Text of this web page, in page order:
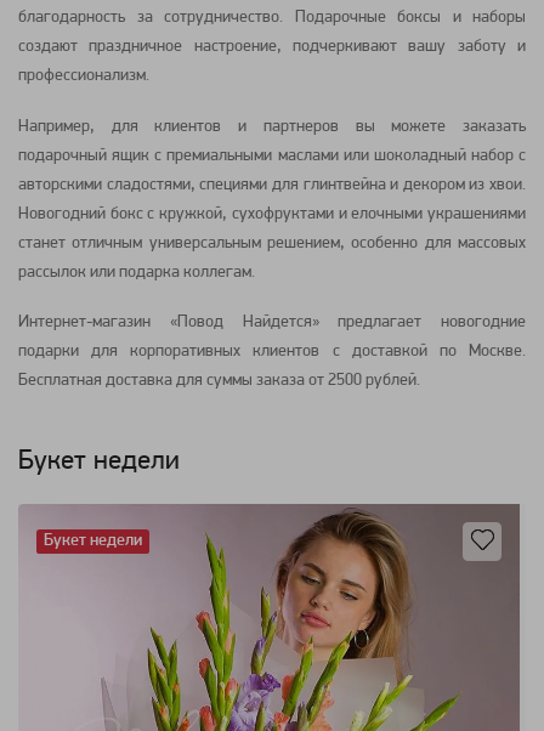
благодарность за сотрудничество. Подарочные боксы и наборы
создают праздничное настроение, подчеркивают вашу заботу и
профессионализм.
Например, для клиентов и партнеров вы можете заказать
подарочный ящик с премиальными маслами или шоколадный набор с
авторскими сладостями, специями для глинтвейна и декором из хвои.
Новогодний бокс с кружкой, сухофруктами и елочными украшениями
станет отличным универсальным решением, особенно для массовых
рассылок или подарка коллегам.
Интернет-магазин «Повод Найдется» предлагает новогодние
подарки для корпоративных клиентов с доставкой по Москве.
Бесплатная доставка для суммы заказа от 2500 рублей.
Букет недели
Букет недели